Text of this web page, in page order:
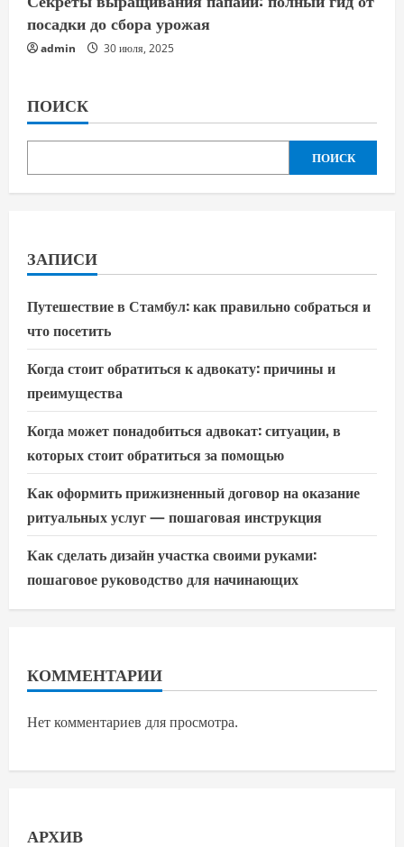
посадки до сбора урожая
admin 30 июля, 2025
ПОИСК
ПОИСК
ЗАПИСИ
Путешествие в Стамбул: как правильно собраться и
что посетить
Когда стоит обратиться к адвокату: причины и
преимущества
Когда может понадобиться адвокат: ситуации, в
которых стоит обратиться за помощью
Как оформить прижизненный договор на оказание
ритуальных услуг — пошаговая инструкция
Как сделать дизайн участка своими руками:
пошаговое руководство для начинающих
КОММЕНТАРИИ
Нет комментариев для просмотра.
АРХИВ